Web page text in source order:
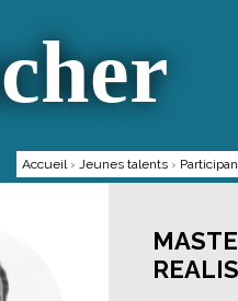
Accueil › Jeunes talents ›